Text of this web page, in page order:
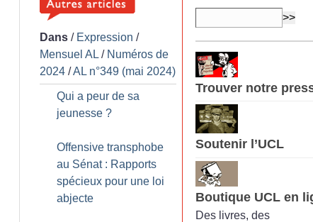
Dans / Expression /
Mensuel AL / Numéros de
2024 /AL n°349 (mai 2024)
Qui a peur de sa
jeunesse ?
Offensive transphobe
au Sénat : Rapports
spécieux pour une loi
abjecte
Trouver notre
Soutenir l’UCL
Boutique UCL en
Des livres, des